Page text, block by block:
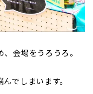
会場をうろうろ。
でしまいます。